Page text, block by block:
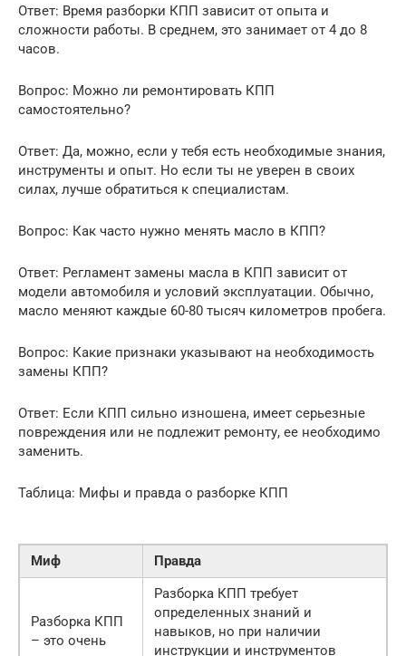
Ответ: Время разборки КПП зависит от опыта и
сложности работы. В среднем, это занимает от 4 до 8
часов.
Вопрос: Можно ли ремонтировать КПП
самостоятельно?
Ответ: Да, можно, если у тебя есть необходимые знания,
инструменты и опыт. Но если ты не уверен в своих
силах, лучше обратиться к специалистам.
Вопрос: Как часто нужно менять масло в КПП?
Ответ: Регламент замены масла в КПП зависит от
модели автомобиля и условий эксплуатации. Обычно,
масло меняют каждые 60-80 тысяч километров пробега.
Вопрос: Какие признаки указывают на необходимость
замены КПП?
Ответ: Если КПП сильно изношена, имеет серьезные
повреждения или не подлежит ремонту, ее необходимо
заменить.
Таблица: Мифы и правда о разборке КПП
Миф Правда
Разборка КПП
– это очень
Разборка КПП требует
определенных знаний и
навыков, но при наличии
инструкции и инструментов